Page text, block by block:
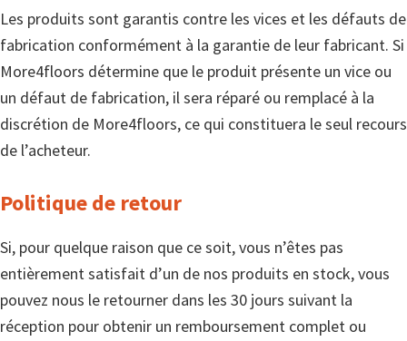
Les produits sont garantis contre les vices et les défauts de
fabrication conformément à la garantie de leur fabricant. Si
More4floors détermine que le produit présente un vice ou
un défaut de fabrication, il sera réparé ou remplacé à la
discrétion de More4floors, ce qui constituera le seul recours
de l’acheteur.
Politique de retour
Si, pour quelque raison que ce soit, vous n’êtes pas
entièrement satisfait d’un de nos produits en stock, vous
pouvez nous le retourner dans les 30 jours suivant la
réception pour obtenir un remboursement complet ou